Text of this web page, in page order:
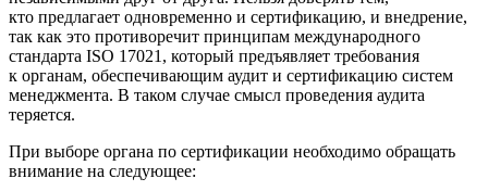
кто предлагает одновременно и сертификацию, и внедрение,
так как это противоречит принципам международного
стандарта ISO 17021, который предъявляет требования
к органам, обеспечивающим аудит и сертификацию систем
менеджмента. В таком случае смысл проведения аудита
теряется.
При выборе органа по сертификации необходимо обращать
внимание на следующее: